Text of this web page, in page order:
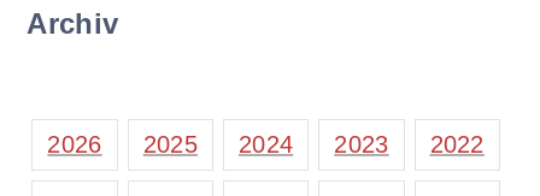
Archiv
2026 2025 2024 2023 2022